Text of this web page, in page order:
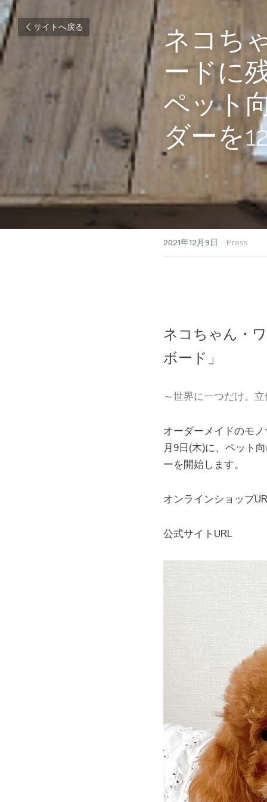
サイトへ戻る
ネコち
ード
ペット
ダーを
～世界に一つ
手足形スタン
2021年12月9日 · Press
ネコちゃん・
ボード」
～世界に一つだけ。
オーダーメイドのモ
月9日(木)に、ペット
ーを開始します。
オンラインショップ
公式サイトURL　　　